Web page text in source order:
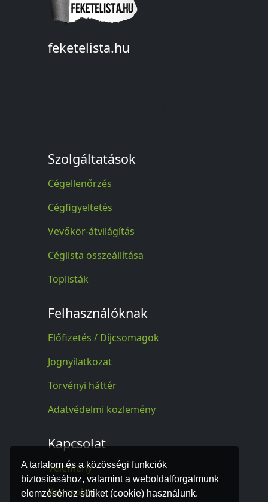
A tartalom és a közösségi funkciók
biztosításához, valamint a weboldalforgalmunk
elemzéséhez sütiket (cookie) használunk.
feketelista.hu
Szolgáltatások
Cégellenőrzés
Cégfigyeltetés
Vevőkör-átvilágítás
Céglista összeállítása
Toplisták
Felhasználóknak
Előfizetés / Díjcsomagok
Jognyilatkozat
Törvényi háttér
Adatvédelmi közlemény
Kapcsolat
Vélemény
Kapcsolat